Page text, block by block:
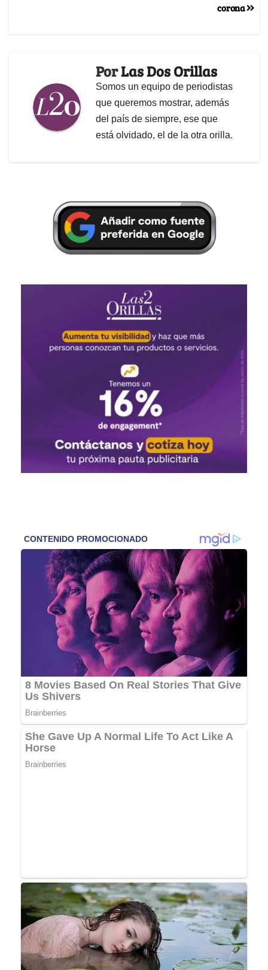
corona
PorLas Dos Orillas
Somos un equipo de periodistas
que queremos mostrar, además
del país de siempre, ese que
está olvidado, el de la otra orilla.